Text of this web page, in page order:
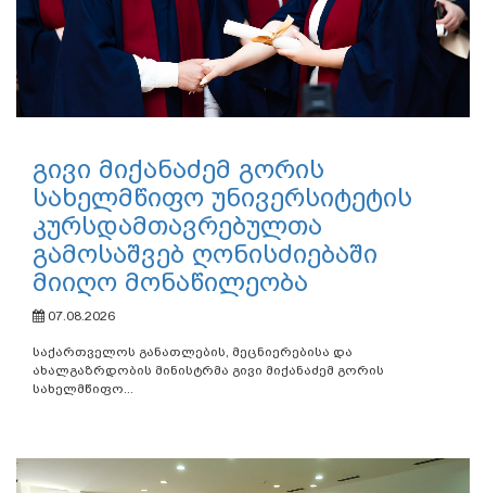
გივი მიქანაძემ გორის
სახელმწიფო უნივერსიტეტის
კურსდამთავრებულთა
გამოსაშვებ ღონისძიებაში
მიიღო მონაწილეობა
07.08.2026
საქართველოს განათლების, მეცნიერებისა და
ახალგაზრდობის მინისტრმა გივი მიქანაძემ გორის
სახელმწიფო...